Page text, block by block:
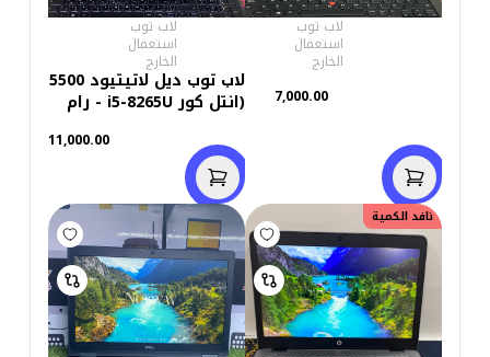
لاب توب
استعمال
الخارج
7,000.00
لاب توب
استعمال
الخارج
لاب توب ديل لاتيتيود 5500
(انتل كور i5-8265U - رام
استعمال خارج
11,000.00
نافد الكمية